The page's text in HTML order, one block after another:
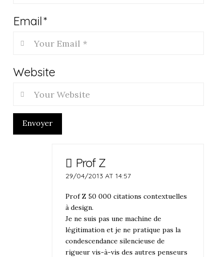
Email*
Website
Envoyer
Prof Z
29/04/2013 AT 14:57
Prof Z 50 000 citations contextuelles
à design.
Je ne suis pas une machine de
légitimation et je ne pratique pas la
condescendance silencieuse de
rigueur vis-à-vis des autres penseurs